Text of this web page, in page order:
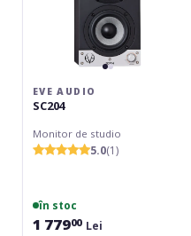
EVE AUDIO
SC204
Monitor de studio
5.0(1)
în stoc
1 77900 Lei